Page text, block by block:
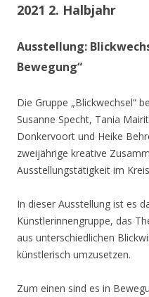
2021 2. Halbjahr
Ausstellung:
Bewegung“
Die Gruppe „Blickwechsel“
Susanne Specht, Tania
Donkervoort und Heike
zweijährige kreative
Ausstellungstätigkeit im
In dieser Ausstellung ist es
Künstlerinnengruppe, das
aus unterschiedlichen
künstlerisch umzusetzen.
Zum einen sind es in